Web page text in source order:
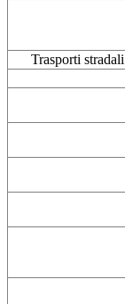
Trasporti stradali